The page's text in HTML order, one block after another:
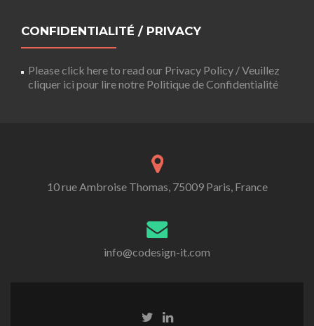
CONFIDENTIALITÉ / PRIVACY
Please click here to read our Privacy Policy / Veuillez
cliquer ici pour lire notre Politique de Confidentialité
10 rue Ambroise Thomas, 75009 Paris, France
info@codesign-it.com